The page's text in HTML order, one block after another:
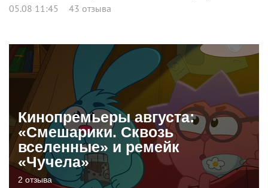
05.08 11:45 43 отзыва
Кинопремьеры августа:
«Смешарики. Сквозь
вселенные» и ремейк
«Чучела»
2 отзыва